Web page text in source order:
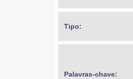
Tipo:
Palavras-chave: